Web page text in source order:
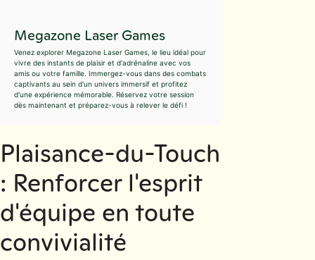
Megazone Laser Games
Venez explorer Megazone Laser Games, le lieu idéal pour
vivre des instants de plaisir et d'adrénaline avec vos
amis ou votre famille. Immergez-vous dans des combats
captivants au sein d'un univers immersif et profitez
d'une expérience mémorable. Réservez votre session
dès maintenant et préparez-vous à relever le défi !
Plaisance-du-Touch
: Renforcer l'esprit
d'équipe en toute
convivialité